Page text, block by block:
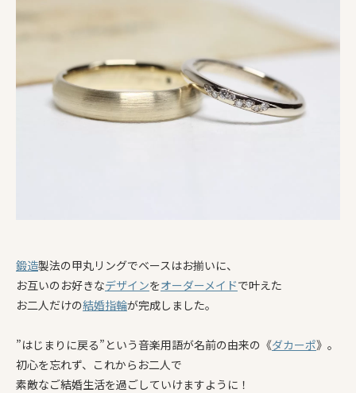
鍛造製法の甲丸リングでベースはお揃いに、
お互いのお好きなデザインをオーダーメイドで叶えた
お二人だけの結婚指輪が完成しました。
”はじまりに戻る”という音楽用語が名前の由来の《ダカーポ》。
初心を忘れず、これからお二人で
素敵なご結婚生活を過ごしていけますように！